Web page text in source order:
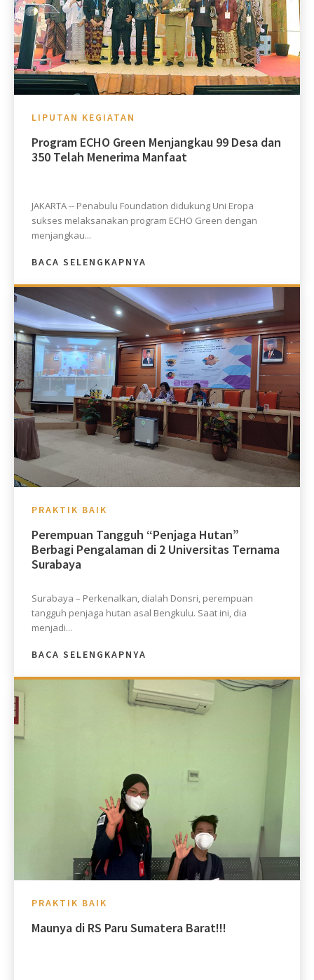
LIPUTAN KEGIATAN
Program ECHO Green Menjangkau 99 Desa dan
350 Telah Menerima Manfaat
JAKARTA -- Penabulu Foundation didukung Uni Eropa
sukses melaksanakan program ECHO Green dengan
menjangkau...
BACA SELENGKAPNYA
PRAKTIK BAIK
Perempuan Tangguh “Penjaga Hutan”
Berbagi Pengalaman di 2 Universitas Ternama
Surabaya
Surabaya – Perkenalkan, dialah Donsri, perempuan
tangguh penjaga hutan asal Bengkulu. Saat ini, dia
menjadi...
BACA SELENGKAPNYA
PRAKTIK BAIK
Maunya di RS Paru Sumatera Barat!!!